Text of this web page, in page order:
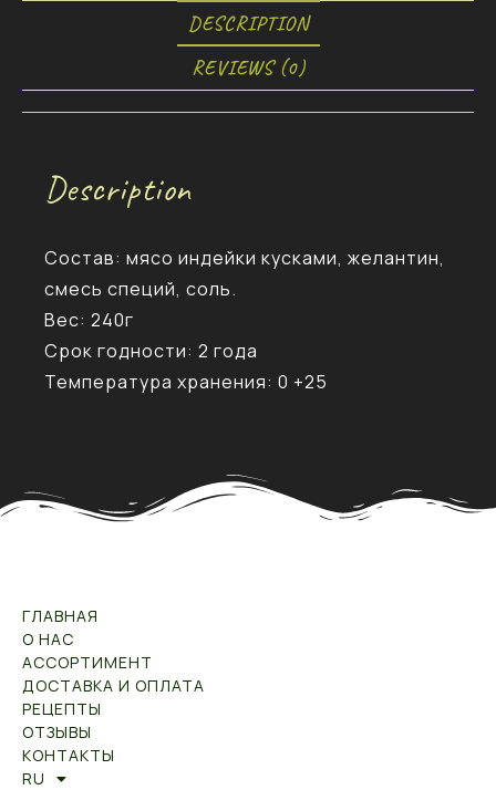
DESCRIPTION
REVIEWS (0)
Description
Состав: мясо индейки кусками, желантин,
смесь специй, соль.
Вес: 240г
Срок годности: 2 года
Температура хранения: 0 +25
ГЛАВНАЯ
О НАС
АССОРТИМЕНТ
ДОСТАВКА И ОПЛАТА
РЕЦЕПТЫ
ОТЗЫВЫ
КОНТАКТЫ
RU